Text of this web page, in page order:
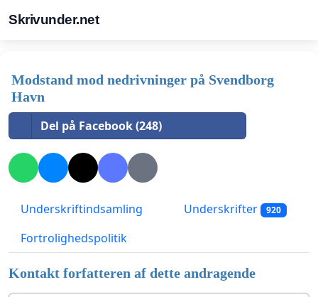
Skrivunder.net
Modstand mod nedrivninger på Svendborg
Havn
Del på Facebook (248)
Underskriftindsamling Underskrifter 920
Fortrolighedspolitik
Kontakt forfatteren af dette andragende